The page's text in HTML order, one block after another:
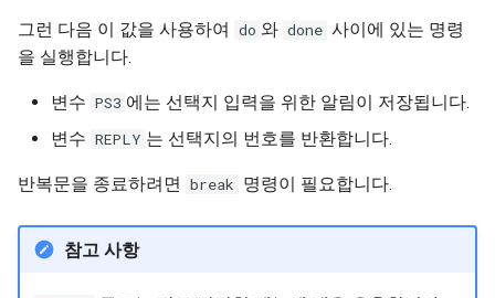
그런 다음 이 값을 사용하여 do 와 done 사이에 있는 명령
을 실행합니다.
변수 PS3 에는 선택지 입력을 위한 알림이 저장됩니다.
변수 REPLY 는 선택지의 번호를 반환합니다.
반복문을 종료하려면 break 명령이 필요합니다.
참고 사항